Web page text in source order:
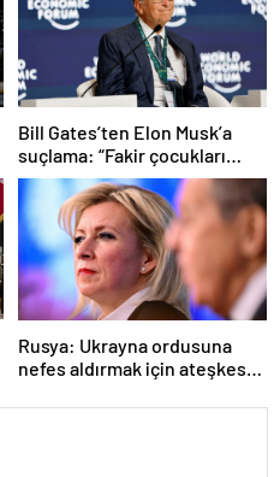
Bill Gates’ten Elon Musk’a
suçlama: “Fakir çocukları
öldürdü”
Rusya: Ukrayna ordusuna
nefes aldırmak için ateşkes